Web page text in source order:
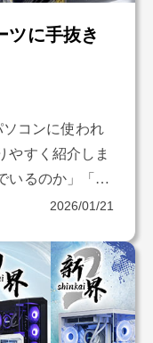
ツに手抜き
コンに使われ
やすく紹介しま
いるのか」「初
こか」について
2026/01/21